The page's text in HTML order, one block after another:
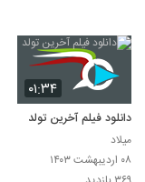
۰۱:۳۴
دانلود فیلم آخرین تولد
میلاد
۰۸ اردیبهشت ۱۴۰۳